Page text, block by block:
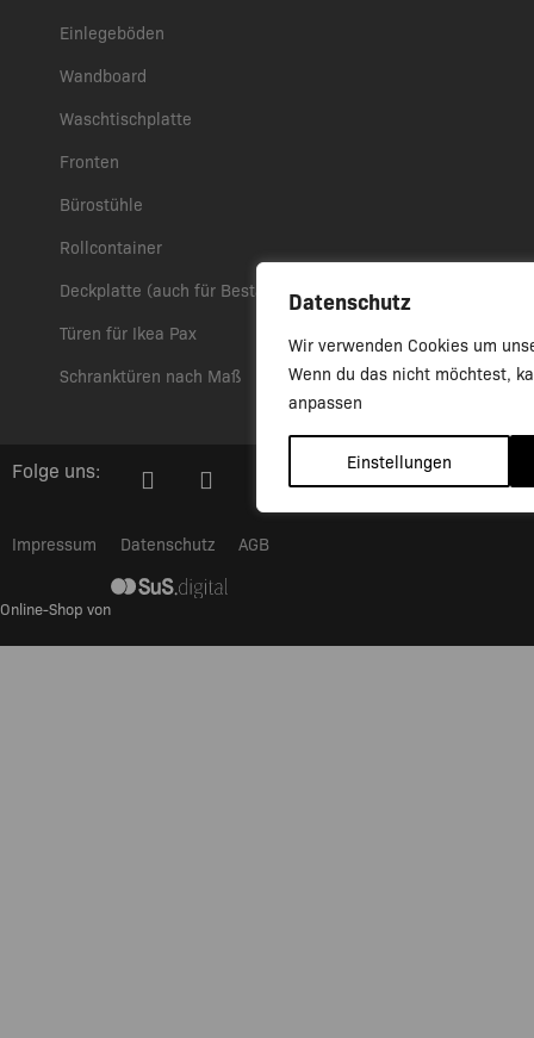
Datenschutz
Wir verwenden Cookies um
Wenn du das nicht möchtest,
anpassen
Einstellungen
Einlegeböden
Wandboard
Waschtischplatte
Fronten
Bürostühle
Rollcontainer
Deckplatte (auch für Besta)
Türen für Ikea Pax
Schranktüren nach Maß
Folge uns:
Impressum Datenschutz AGB
Online-Shop von